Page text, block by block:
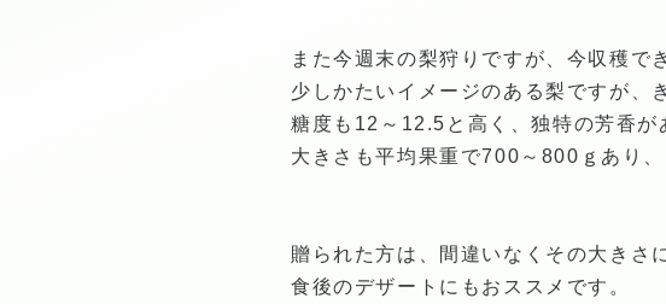
また今週末の梨狩りですが、今収穫で
少しかたいイメージのある梨ですが、
糖度も12～12.5と高く、独特の芳香が
大きさも平均果重で700～800ｇあり
贈られた方は、間違いなくその大きさ
食後のデザートにもおススメです。